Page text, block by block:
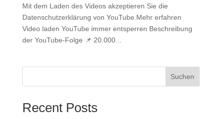
Mit dem Laden des Videos akzeptieren Sie die
Datenschutzerklärung von YouTube.Mehr erfahren
Video laden YouTube immer entsperren Beschreibung
der YouTube-Folge 📌 20.000...
Suchen
Recent Posts